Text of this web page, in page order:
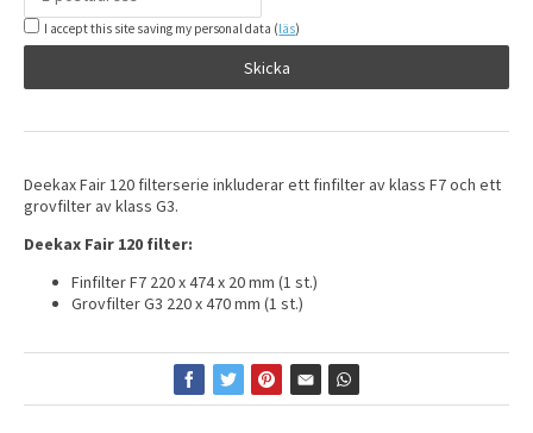
I accept this site saving my personal data (läs)
Skicka
Deekax Fair 120 filterserie inkluderar ett finfilter av klass F7 och ett
grovfilter av klass G3.
Deekax Fair 120 filter:
Finfilter F7 220 x 474 x 20 mm (1 st.)
Grovfilter G3 220 x 470 mm (1 st.)